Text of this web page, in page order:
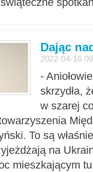
Dając
2022-04-16
-
skrzydła,
w szarej
To są
na
mieszkającym